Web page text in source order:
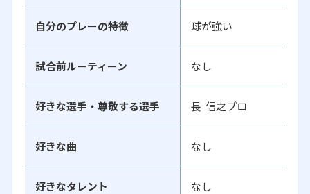
自分のプレーの特徴 球が強い
試合前ルーティーン なし
好きな選手・尊敬する選手 長 信之プロ
好きな曲 なし
好きなタレント なし